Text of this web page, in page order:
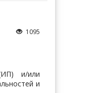
1095
и/или
и